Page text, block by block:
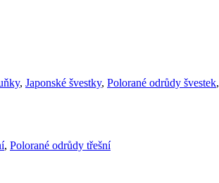
, Japonské švestky, Polorané odrůdy švestek,
, Polorané odrůdy třešní